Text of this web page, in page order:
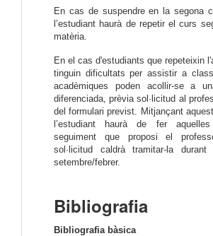
En cas de suspendre en la segona
l’estudiant haurà de repetir el curs
matèria.
En el cas d'estudiants que repeteixin
tinguin dificultats per assistir a
acadèmiques poden acollir-se a
diferenciada, prèvia sol·licitud al
del formulari previst. Mitjançant
l’estudiant haurà de fer
seguiment que proposi el
sol·licitud caldrà tramitar-la
setembre/febrer.
Bibliografia
Bibliografia bàsica